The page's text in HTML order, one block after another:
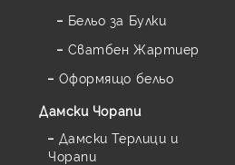
Бельо за Булки
Сватбен Жартиер
Оформящо бельо
Дамски Чорапи
Дамски Терлици и
Чорапи